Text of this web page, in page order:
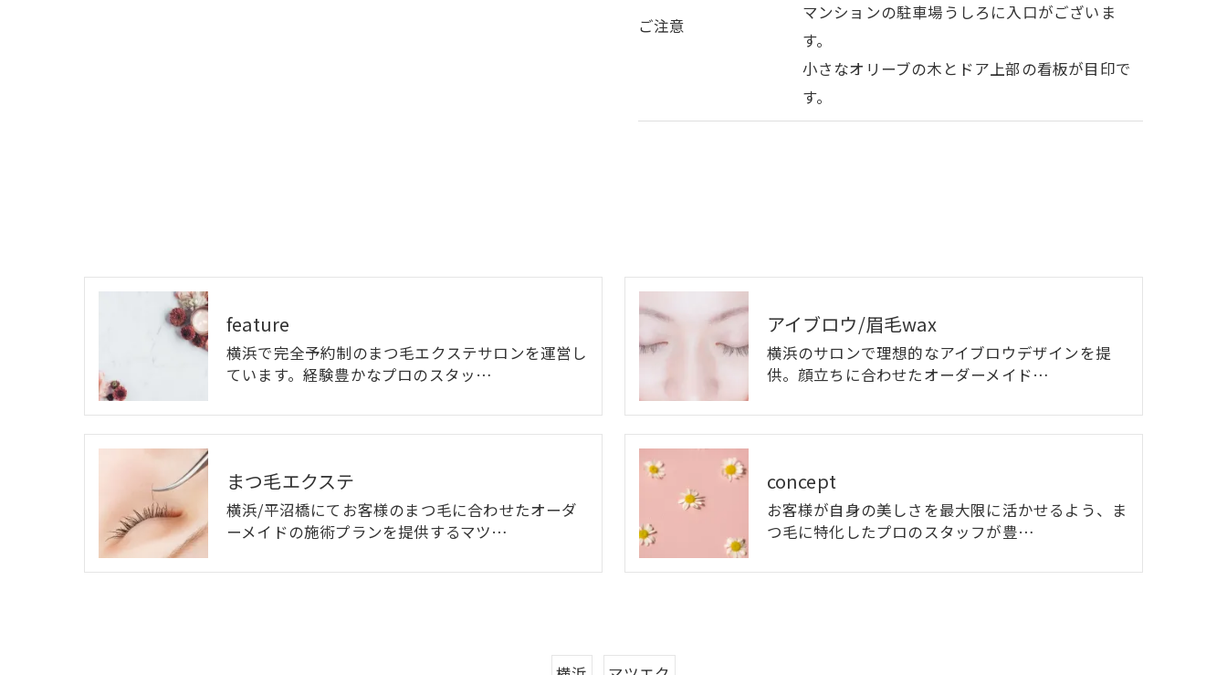
ご注意
マンションの駐車場うしろに入口がございま
す。
小さなオリーブの木とドア上部の看板が目印で
す。
feature
横浜で完全予約制のまつ毛エクステサロンを運営し
ています。経験豊かなプロのスタッ…
アイブロウ/眉毛wax
横浜のサロンで理想的なアイブロウデザインを提
供。顔立ちに合わせたオーダーメイド…
まつ毛エクステ
横浜/平沼橋にてお客様のまつ毛に合わせたオーダ
ーメイドの施術プランを提供するマツ…
concept
お客様が自身の美しさを最大限に活かせるよう、ま
つ毛に特化したプロのスタッフが豊…